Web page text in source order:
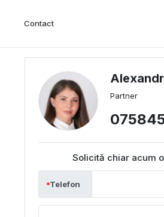
Contact
Partner
Solicită chiar acum
Telefon